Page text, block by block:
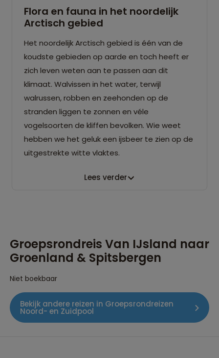
Flora en fauna in het noordelijk
Arctisch gebied
Het noordelijk Arctisch gebied is één van de
koudste gebieden op aarde en toch heeft er
zich leven weten aan te passen aan dit
klimaat. Walvissen in het water, terwijl
walrussen, robben en zeehonden op de
stranden liggen te zonnen en véle
vogelsoorten de kliffen bevolken. Wie weet
hebben we het geluk een ijsbeer te zien op de
uitgestrekte witte vlaktes.
Lees verder
Groepsrondreis Van IJsland naar
Groenland & Spitsbergen
Niet boekbaar
Bekijk andere reizen in Groepsrondreizen
Noord- en Zuidpool